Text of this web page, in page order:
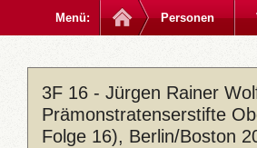
Menü: Personen
3F 16 - Jürgen Rainer
Prämonstratenserstifte
Folge 16), Berlin/Boston